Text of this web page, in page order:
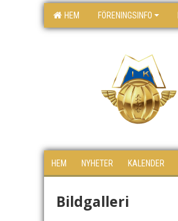
HEM FÖRENINGSINFO
HEM NYHETER KALENDER
Bildgalleri